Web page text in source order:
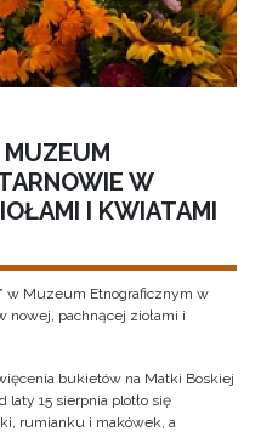
MUZEUM
W
I KWIATAMI
w Muzeum Etnograficznym w
nowej, pachnącej ziołami i
bukietów na Matki Boskiej
15 sierpnia plotło się
rumianku i makówek, a